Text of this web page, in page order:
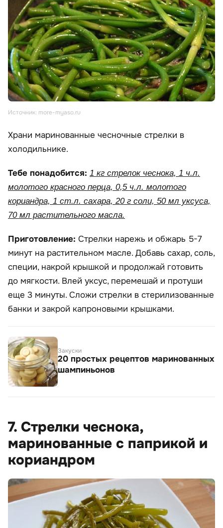
Источник: more-myaso.ru
Храни маринованные чесночные стрелки в
холодильнике.
Тебе понадобится: 1 кг стрелок чеснока, 1 ч.л.
молотого красного перца, 0,5 ч.л. молотого
кориандра, 1 ст.л. сахара, 20 г соли, 50 мл уксуса,
70 мл растительного масла.
Приготовление: Стрелки нарежь и обжарь 5-7
минут на растительном масле. Добавь сахар, соль,
специи, накрой крышкой и продолжай готовить
до мягкости. Влей уксус, перемешай и протуши
еще 3 минуты. Сложи стрелки в стерилизованные
банки и закрой капроновыми крышками.
Закуски
20 простых рецептов маринованных
шампиньонов
7. Стрелки чеснока,
маринованные с паприкой и
кориандром